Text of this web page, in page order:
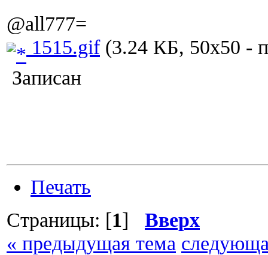
@all777=
1515.gif(3.24 КБ, 50x50 -
Записан
Печать
Страницы: [1] Вверх
« предыдущая тема